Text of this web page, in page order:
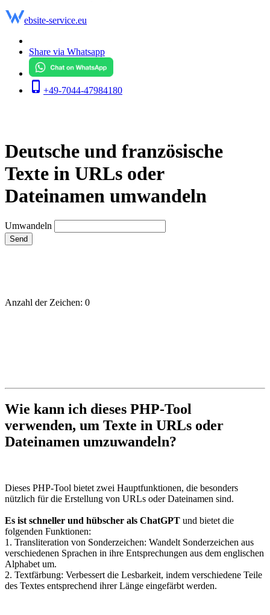
ebsite-service.eu
Share via Whatsapp
phone_iphone +49-7044-47984180
Deutsche und französische
Texte in URLs oder
Dateinamen umwandeln
Umwandeln
Send
Anzahl der Zeichen: 0
Wie kann ich dieses PHP-Tool
verwenden, um Texte in URLs oder
Dateinamen umzuwandeln?
Dieses PHP-Tool bietet zwei Hauptfunktionen, die besonders
nützlich für die Erstellung von URLs oder Dateinamen sind.
Es ist schneller und hübscher als ChatGPT und bietet die
folgenden Funktionen:
1. Transliteration von Sonderzeichen: Wandelt Sonderzeichen aus
verschiedenen Sprachen in ihre Entsprechungen aus dem englischen
Alphabet um.
2. Textfärbung: Verbessert die Lesbarkeit, indem verschiedene Teile
des Textes entsprechend ihrer Länge eingefärbt werden.